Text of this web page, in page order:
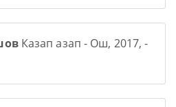
Казап азап - Ош, 2017, -